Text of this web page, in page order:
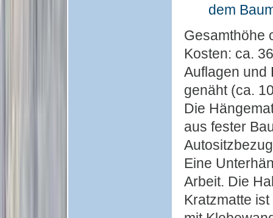
dem
Gesamthöhe
Kosten: ca.
Auflagen und
genäht (ca.
Die
aus fester
Eine
Arbeit. Die
Kratzmatte